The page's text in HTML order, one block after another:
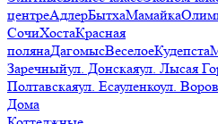
центреАдлерБытхаМамайка
СочиХостаКрасная
полянаДагомысВеселоеКудепста
Заречныйул. Донскаяул. Лысая
Полтавскаяул. Есауленкоул.
Дома